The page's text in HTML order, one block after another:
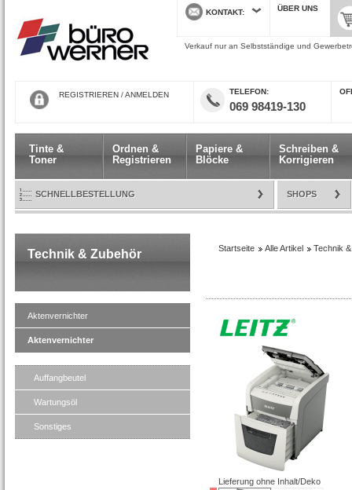
KONTAKT ÜBER UNS
Verkauf nur an Selbstständige und
REGISTRIEREN /ANMELDEN TELEFON
069 98419-130
Tinte &
Toner
Ordnen &
Registrieren
Papiere &
Blöcke
Schreiben &
Korrigieren
SCHNELLBESTELLUNG SHOPS
Technik & Zubehör
Aktenvernichter
Aktenvernichter
Auffangbeutel
Wartungsöl
Sonstiges
Startseite Alle Artikel Technik
Lieferung ohne Inhalt/Deko